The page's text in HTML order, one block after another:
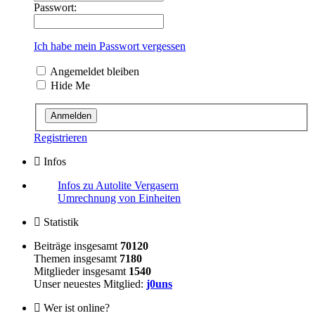
Passwort:
Ich habe mein Passwort vergessen
Angemeldet bleiben
Hide Me
Registrieren
Infos
Infos zu Autolite Vergasern
Umrechnung von Einheiten
Statistik
Beiträge insgesamt 70120
Themen insgesamt 7180
Mitglieder insgesamt 1540
Unser neuestes Mitglied: j0uns
Wer ist online?